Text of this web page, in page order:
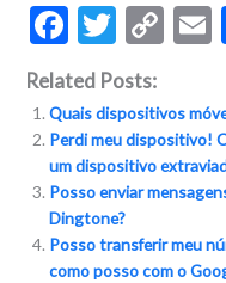
F
ac
e
b
o
o
k
T
w
itt
er
C
p
y
Li
k
l
Related Posts:
Quais dispositivos
Perdi meu dispositivo!
um dispositivo
Posso enviar
Dingtone?
Posso transferir meu
como posso com o